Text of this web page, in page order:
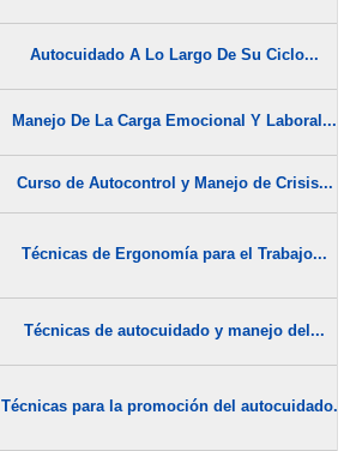
Autocuidado A Lo Largo De Su Ciclo...
Manejo De La Carga Emocional Y Laboral...
Curso de Autocontrol y Manejo de Crisis...
Técnicas de Ergonomía para el Trabajo...
Técnicas de autocuidado y manejo del...
Técnicas para la promoción del autocuidado...